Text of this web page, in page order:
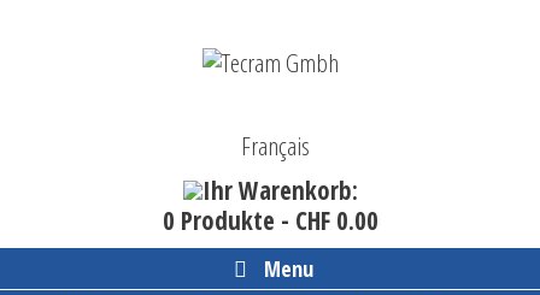
Français
Ihr Warenkorb:
0 Produkte - CHF0.00
Menu